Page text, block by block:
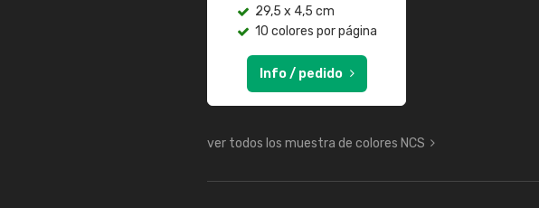
29,5 x 4,5 cm
10 colores por página
Info / pedido
ver todos los muestra de colores NCS